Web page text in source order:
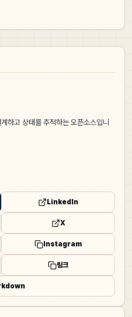
하고 상태를 추적하는 오픈소스입니
LinkedIn
X
Instagram
링크